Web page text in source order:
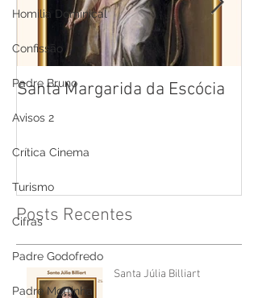
Homilia Dominical
Confissão
Padre Bruno
Avisos 2
Crítica Cinema
Turismo
Cifras
Padre Godofredo
Padre Mottinha
Santa Margarida da Escócia
Posts Recentes
Santa Júlia Billiart